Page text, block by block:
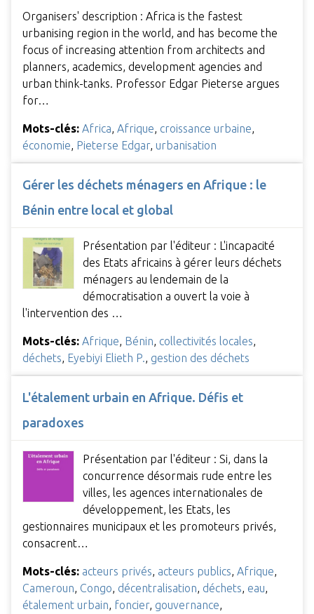
Organisers' description : Africa is the fastest
urbanising region in the world, and has become the
focus of increasing attention from architects and
planners, academics, development agencies and
urban think-tanks. Professor Edgar Pieterse argues
for…
Mots-clés: Africa, Afrique, croissance urbaine,
économie, Pieterse Edgar, urbanisation
Gérer les déchets ménagers en Afrique : le
Bénin entre local et global
Présentation par l'éditeur : L'incapacité
des Etats africains à gérer leurs déchets
ménagers au lendemain de la
démocratisation a ouvert la voie à
l'intervention des …
Mots-clés: Afrique, Bénin, collectivités locales,
déchets, Eyebiyi Elieth P., gestion des déchets
L'étalement urbain en Afrique. Défis et
paradoxes
Présentation par l'éditeur : Si, dans la
concurrence désormais rude entre les
villes, les agences internationales de
développement, les Etats, les
gestionnaires municipaux et les promoteurs privés,
consacrent…
Mots-clés: acteurs privés acteurs publics Afrique
Cameroun Congo décentralisation déchets eau
étalement urbain foncier, gouvernance